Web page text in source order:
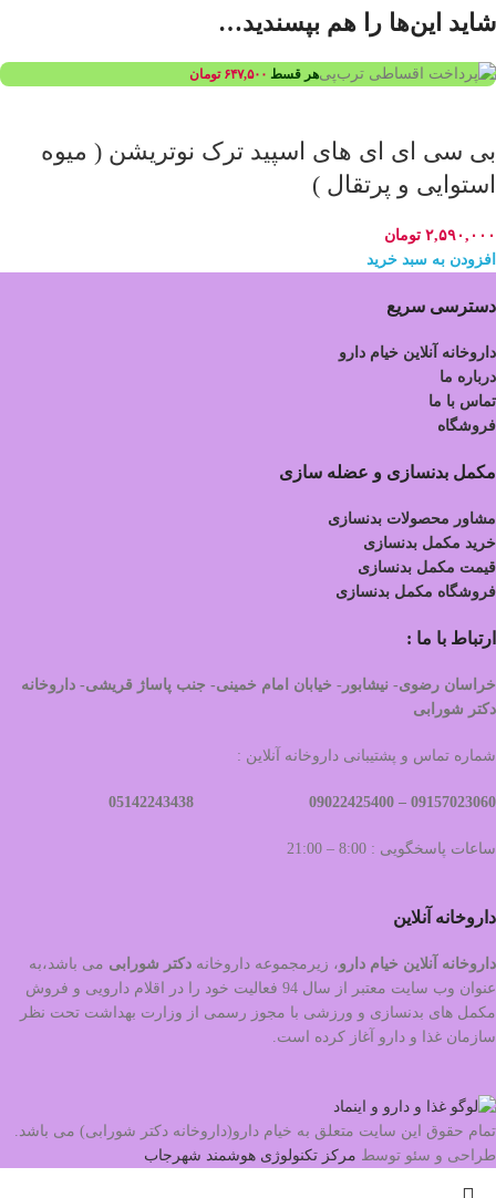
شاید این‌ها را هم بپسندید…
هر قسط ۶۴۷,۵۰۰ تومان
بی سی ای ای های اسپید ترک نوتریشن ( میوه
استوایی و پرتقال )
۲,۵۹۰,۰۰۰ تومان
افزودن به سبد خرید
دسترسی سریع
داروخانه آنلاین خیام دارو
درباره ما
تماس با ما
فروشگاه
مکمل بدنسازی و عضله سازی
مشاور محصولات بدنسازی
خرید مکمل بدنسازی
قیمت مکمل بدنسازی
فروشگاه مکمل بدنسازی
ارتباط با ما :
خراسان رضوی- نیشابور- خیابان امام خمینی- جنب پاساژ قریشی- داروخانه
دکتر شورابی
شماره تماس و پشتیبانی داروخانه آنلاین :
09157023060 –
ساعات پاسخگویی : 8:00 – 21:00
داروخانه آنلاین
داروخانه آنلاین خیام دارو، زیرمجموعه داروخانه دکتر شورابی می باشد،به
عنوان وب سایت معتبر از سال 94 فعالیت خود را در اقلام دارویی و فروش
مکمل های بدنسازی و ورزشی با مجوز رسمی از وزارت بهداشت تحت نظر
سازمان غذا و دارو آغاز کرده است.
تمام حقوق این سایت متعلق به خیام دارو(داروخانه دکتر شورابی) می باشد.
طراحی و سئو توسط مرکز تکنولوژی هوشمند شهرجاب